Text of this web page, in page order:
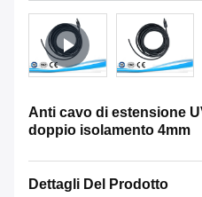
Anti cavo di estensione
doppio isolamento 4mm
Dettagli Del Prodotto